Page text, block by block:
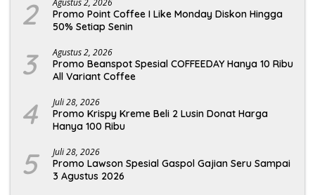
2 Agustus 2, 2026
Promo Point Coffee I Like Monday Diskon Hingga
50% Setiap Senin
3 Agustus 2, 2026
Promo Beanspot Spesial COFFEEDAY Hanya 10 Ribu
All Variant Coffee
4 Juli 28, 2026
Promo Krispy Kreme Beli 2 Lusin Donat Harga
Hanya 100 Ribu
5 Juli 28, 2026
Promo Lawson Spesial Gaspol Gajian Seru Sampai
3 Agustus 2026